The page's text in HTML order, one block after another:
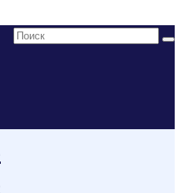
Поиск: